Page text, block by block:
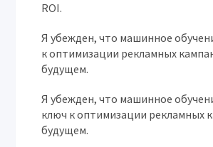
ROI.
Я убежден, что машинное
к оптимизации рекламных
будущем.
Я убежден, что машинное
ключ к оптимизации рекламных
будущем.